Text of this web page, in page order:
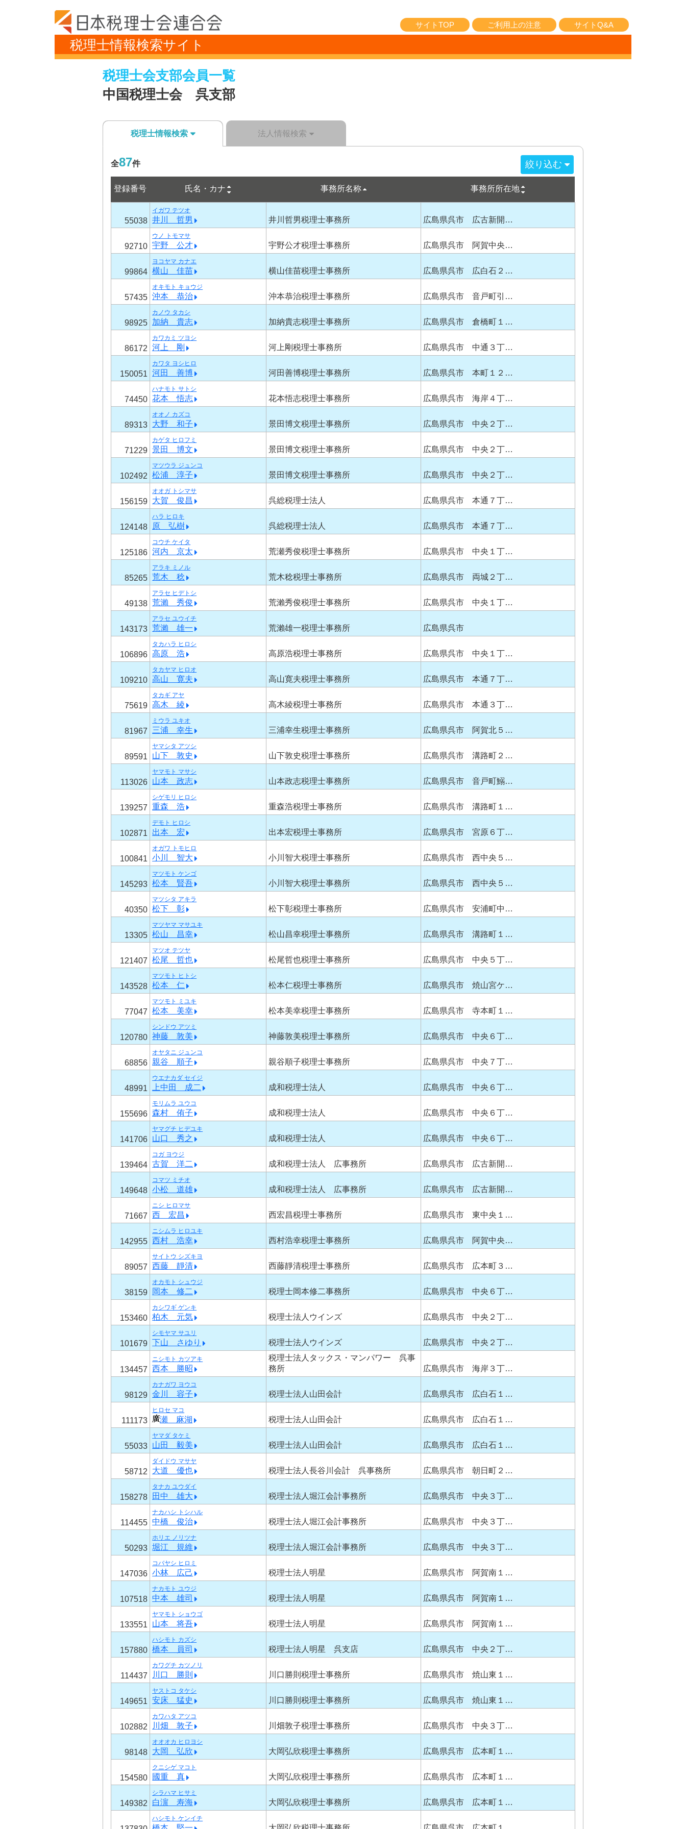
サイトTOP ご利用上の注意 サイトQ&A
税理士情報検索サイト
税理士会支部会員一覧
中国税理士会 呉支部
税理士情報検索 法人情報検索
全87件 絞り込む
登録番号 氏名・カナ 事務所名称 事務所所在地
55038
イガワ テツオ
井川 哲男 井川哲男税理士事務所 広島県呉市 広古新開…
92710
ウノ トモマサ
宇野 公才 宇野公才税理士事務所 広島県呉市 阿賀中央…
99864
ヨコヤマ カナエ
横山 佳苗 横山佳苗税理士事務所 広島県呉市 広白石２…
57435
オキモト キョウジ
沖本 恭治 沖本恭治税理士事務所 広島県呉市 音戸町引…
98925
カノウ タカシ
加納 貴志 加納貴志税理士事務所 広島県呉市 倉橋町１…
86172
カワカミ ツヨシ
河上 剛 河上剛税理士事務所 広島県呉市 中通３丁…
150051
カワタ ヨシヒロ
河田 善博 河田善博税理士事務所 広島県呉市 本町１２…
74450
ハナモト サトシ
花本 悟志 花本悟志税理士事務所 広島県呉市 海岸４丁…
89313
オオノ カズコ
大野 和子 景田博文税理士事務所 広島県呉市 中央２丁…
71229
カゲタ ヒロフミ
景田 博文 景田博文税理士事務所 広島県呉市 中央２丁…
102492
マツウラ ジュンコ
松浦 淳子 景田博文税理士事務所 広島県呉市 中央２丁…
156159
オオガ トシマサ
大賀 俊昌 呉総税理士法人 広島県呉市 本通７丁…
124148
ハラ ヒロキ
原 弘樹 呉総税理士法人 広島県呉市 本通７丁…
125186
コウチ ケイタ
河内 京太 荒瀬秀俊税理士事務所 広島県呉市 中央１丁…
85265
アラキ ミノル
荒木 稔 荒木稔税理士事務所 広島県呉市 両城２丁…
49138
アラセ ヒデトシ
荒瀨 秀俊 荒瀨秀俊税理士事務所 広島県呉市 中央１丁…
143173
アラセ ユウイチ
荒瀨 雄一 荒瀨雄一税理士事務所 広島県呉市
106896
タカハラ ヒロシ
高原 浩 高原浩税理士事務所 広島県呉市 中央１丁…
109210
タカヤマ ヒロオ
高山 寛夫 高山寛夫税理士事務所 広島県呉市 本通７丁…
75619
タカギ アヤ
高木 綾 高木綾税理士事務所 広島県呉市 本通３丁…
81967
ミウラ ユキオ
三浦 幸生 三浦幸生税理士事務所 広島県呉市 阿賀北５…
89591
ヤマシタ アツシ
山下 敦史 山下敦史税理士事務所 広島県呉市 溝路町２…
113026
ヤマモト マサシ
山本 政志 山本政志税理士事務所 広島県呉市 音戸町鰯…
139257
シゲモリ ヒロシ
重森 浩 重森浩税理士事務所 広島県呉市 溝路町１…
102871
デモト ヒロシ
出本 宏 出本宏税理士事務所 広島県呉市 宮原６丁…
100841
オガワ トモヒロ
小川 智大 小川智大税理士事務所 広島県呉市 西中央５…
145293
マツモト ケンゴ
松本 賢吾 小川智大税理士事務所 広島県呉市 西中央５…
40350
マツシタ アキラ
松下 彰 松下彰税理士事務所 広島県呉市 安浦町中…
13305
マツヤマ マサユキ
松山 昌幸 松山昌幸税理士事務所 広島県呉市 溝路町１…
121407
マツオ テツヤ
松尾 哲也 松尾哲也税理士事務所 広島県呉市 中央５丁…
143528
マツモト ヒトシ
松本 仁 松本仁税理士事務所 広島県呉市 焼山宮ケ…
77047
マツモト ミユキ
松本 美幸 松本美幸税理士事務所 広島県呉市 寺本町１…
120780
シンドウ アツミ
神藤 敦美 神藤敦美税理士事務所 広島県呉市 中央６丁…
68856
オヤタニ ジュンコ
親谷 順子 親谷順子税理士事務所 広島県呉市 中央７丁…
48991
ウエナカダ セイジ
上中田 成二 成和税理士法人 広島県呉市 中央６丁…
155696
モリムラ ユウコ
森村 侑子 成和税理士法人 広島県呉市 中央６丁…
141706
ヤマグチ ヒデユキ
山口 秀之 成和税理士法人 広島県呉市 中央６丁…
139464
コガ ヨウジ
古賀 洋二 成和税理士法人 広事務所 広島県呉市 広古新開…
149648
コマツ ミチオ
小松 道雄 成和税理士法人 広事務所 広島県呉市 広古新開…
71667
ニシ ヒロマサ
西 宏昌 西宏昌税理士事務所 広島県呉市 東中央１…
142955
ニシムラ ヒロユキ
西村 浩幸 西村浩幸税理士事務所 広島県呉市 阿賀中央…
89057
サイトウ シズキヨ
西藤 靜清 西藤靜清税理士事務所 広島県呉市 広本町３…
38159
オカモト シュウジ
岡本 修二 税理士岡本修二事務所 広島県呉市 中央６丁…
153460
カシワギ ゲンキ
柏木 元気 税理士法人ウインズ 広島県呉市 中央２丁…
101679
シモヤマ サユリ
下山 さゆり 税理士法人ウインズ 広島県呉市 中央２丁…
134457
ニシモト カツアキ
西本 勝昭
税理士法人タックス・マンパワー 呉事
務所
広島県呉市 海岸３丁…
98129
カナガワ ヨウコ
金川 容子 税理士法人山田会計 広島県呉市 広白石１…
111173
ヒロセ マコ
瀬 麻湖 税理士法人山田会計 広島県呉市 広白石１…
55033
ヤマダ タケミ
山田 毅美 税理士法人山田会計 広島県呉市 広白石１…
58712
ダイドウ マサヤ
大道 優也 税理士法人長谷川会計 呉事務所 広島県呉市 朝日町２…
158278
タナカ ユウダイ
田中 雄大 税理士法人堀江会計事務所 広島県呉市 中央３丁…
114455
ナカハシ トシハル
中橋 俊治 税理士法人堀江会計事務所 広島県呉市 中央３丁…
50293
ホリエ ノリツナ
堀江 規維 税理士法人堀江会計事務所 広島県呉市 中央３丁…
147036
コバヤシ ヒロミ
小林 広己 税理士法人明星 広島県呉市 阿賀南１…
107518
ナカモト ユウジ
中本 雄司 税理士法人明星 広島県呉市 阿賀南１…
133551
ヤマモト ショウゴ
山本 将吾 税理士法人明星 広島県呉市 阿賀南１…
157880
ハシモト カズシ
橋本 員司 税理士法人明星 呉支店 広島県呉市 中央２丁…
114437
カワグチ カツノリ
川口 勝則 川口勝則税理士事務所 広島県呉市 焼山東１…
149651
ヤストコ タケシ
安床 猛史 川口勝則税理士事務所 広島県呉市 焼山東１…
102882
カワハタ アツコ
川畑 敦子 川畑敦子税理士事務所 広島県呉市 中央３丁…
98148
オオオカ ヒロヨシ
大岡 弘欣 大岡弘欣税理士事務所 広島県呉市 広本町１…
154580
クニシゲ マコト
國重 真 大岡弘欣税理士事務所 広島県呉市 広本町１…
149382
シラハマ ヒサミ
白濵 寿海 大岡弘欣税理士事務所 広島県呉市 広本町１…
ハシモト ケンイチ